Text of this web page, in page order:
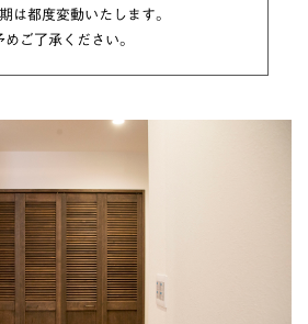
は都度変動いたします。
めご了承ください。